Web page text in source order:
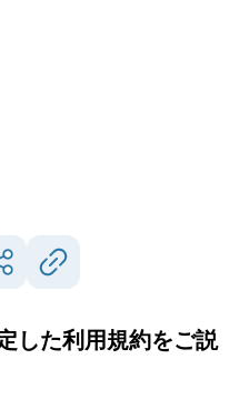
した利用規約をご説